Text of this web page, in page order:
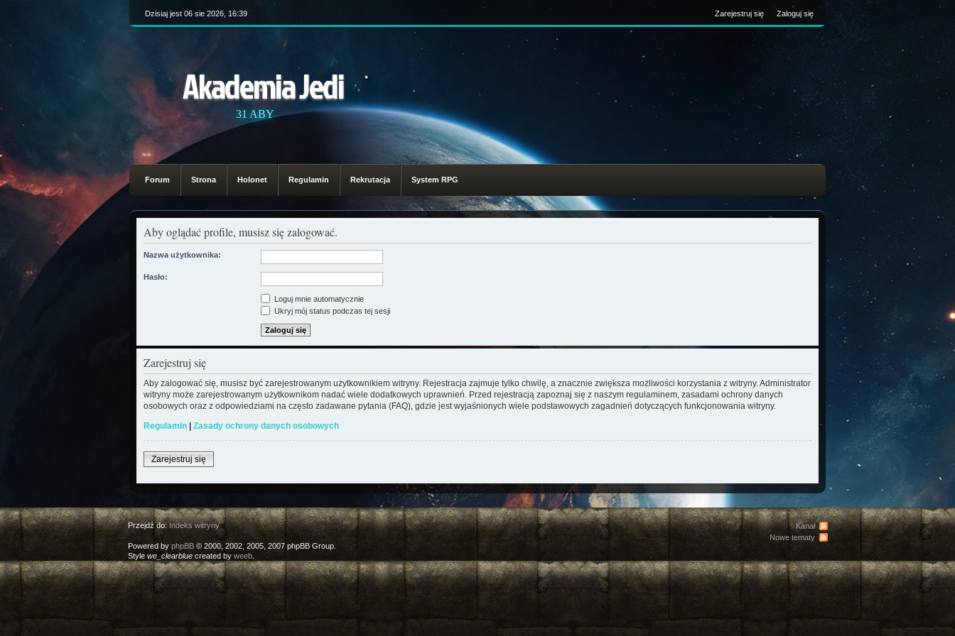
Dzisiaj jest 06 sie 2026, 16:39 Zarejestruj się Zaloguj się
Akademia Jedi
31 ABY
Forum Strona Holonet Regulamin Rekrutacja System RPG
Aby oglądać profile, musisz się zalogować.
Nazwa użytkownika:
Hasło:
Loguj mnie automatycznie
Ukryj mój status podczas tej sesji
Zarejestruj się
Aby zalogować się, musisz być zarejestrowanym użytkownikiem witryny. Rejestracja zajmuje tylko chwilę, a znacznie zwiększa możliwości korzystania z witryny. Administrator
witryny może zarejestrowanym użytkownikom nadać wiele dodatkowych uprawnień. Przed rejestracją zapoznaj się z naszym regulaminem, zasadami ochrony danych
osobowych oraz z odpowiedziami na często zadawane pytania (FAQ), gdzie jest wyjaśnionych wiele podstawowych zagadnień dotyczących funkcjonowania witryny.
Regulamin | Zasady ochrony danych osobowych
Zarejestruj się
Przejdź do:Indeks witryny
Powered by phpBB© 2000, 2002, 2005, 2007 phpBB Group.
Style we_clearbluecreated by weeb.
Kanał
Nowe tematy